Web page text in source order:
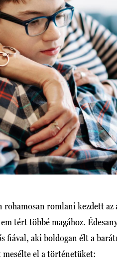
rohamosan romlani kezdett
tért többé magához.
fiával, aki boldogan élt a
el a történetüket: